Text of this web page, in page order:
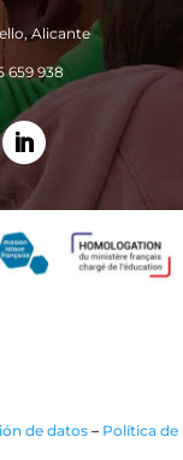
Alicante
659 938
de datos– Política de